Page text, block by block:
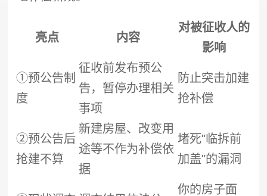
亮点 内容
对被征收人的
影响
①预公告制
度
征收前发布预公
告，暂停办理相关
事项
防止突击加建
抢补偿
②预公告后
抢建不算
新建房屋、改变用
途等不作为补偿依
据
堵死"临拆前
加盖"的漏洞
你的房子面